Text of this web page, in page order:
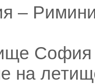
–
София
на